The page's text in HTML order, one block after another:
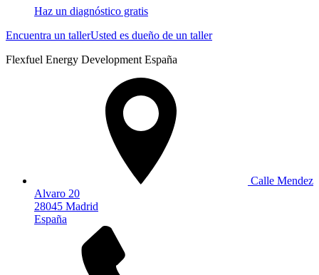
Haz un diagnóstico gratis
Encuentra un tallerUsted es dueño de un taller
Flexfuel Energy Development España
Calle Mendez
Alvaro 20
28045 Madrid
España